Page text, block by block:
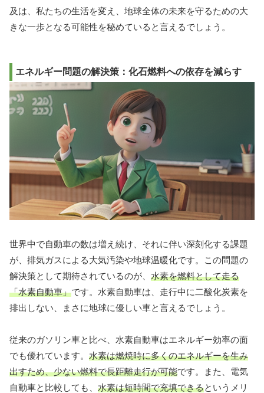
及は、私たちの生活を変え、地球全体の未来を守るための大
きな一歩となる可能性を秘めていると言えるでしょう。
エネルギー問題の解決策：化石燃料への依存を減らす
世界中で自動車の数は増え続け、それに伴い深刻化する課題
が、排気ガスによる大気汚染や地球温暖化です。この問題の
解決策として期待されているのが、 水素を燃料として走る
「水素自動車」です。水素自動車は、走行中に二酸化炭素を
排出しない、まさに地球に優しい車と言えるでしょう。
従来のガソリン車と比べ、水素自動車はエネルギー効率の面
でも優れています。 水素は燃焼時に多くのエネルギーを生み
出すため、少ない燃料で長距離走行が可能です。また、電気
自動車と比較しても、 水素は短時間で充填できるというメリ